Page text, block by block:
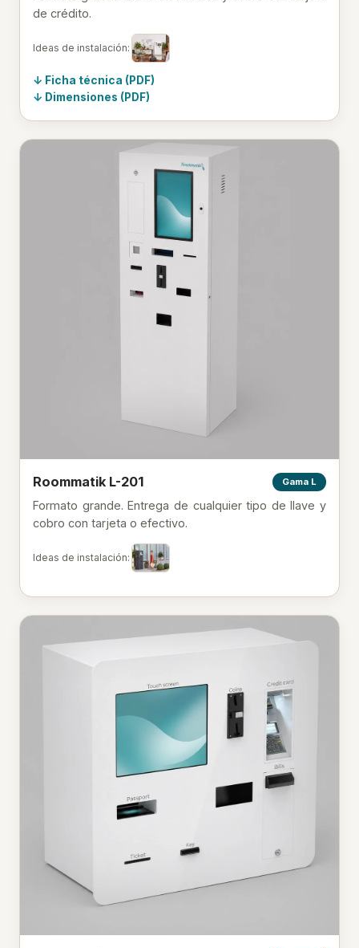
de crédito.
Ideas de instalación:
Ficha técnica (PDF)
Dimensiones (PDF)
Roommatik L-201 Gama L
Formato grande. Entrega de cualquier tipo de llave y
cobro con tarjeta o efectivo.
Ideas de instalación: